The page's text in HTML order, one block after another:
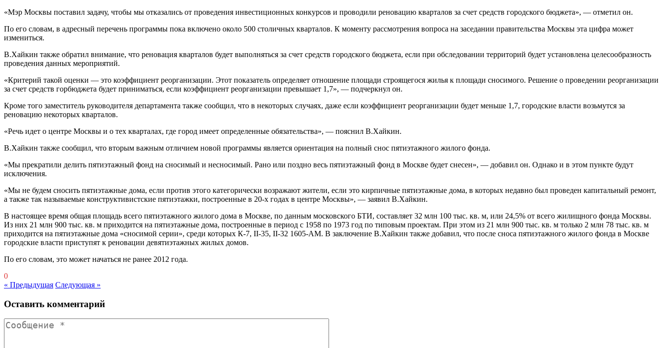
«Мэр Москвы поставил задачу, чтобы мы отказались от проведения инвестиционных конкурсов и проводили реновацию кварталов за счет средств городского бюджета», — отметил он.
По его словам, в адресный перечень программы пока включено около 500 столичных кварталов. К моменту рассмотрения вопроса на заседании правительства Москвы эта цифра может
измениться.
В.Хайкин также обратил внимание, что реновация кварталов будет выполняться за счет средств городского бюджета, если при обследовании территорий будет установлена целесообразность
проведения данных мероприятий.
«Критерий такой оценки — это коэффициент реорганизации. Этот показатель определяет отношение площади строящегося жилья к площади сносимого. Решение о проведении реорганизации
за счет средств горбюджета будет приниматься, если коэффициент реорганизации превышает 1,7», — подчеркнул он.
Кроме того заместитель руководителя департамента также сообщил, что в некоторых случаях, даже если коэффициент реорганизации будет меньше 1,7, городские власти возьмутся за
реновацию некоторых кварталов.
«Речь идет о центре Москвы и о тех кварталах, где город имеет определенные обязательства», — пояснил В.Хайкин.
В.Хайкин также сообщил, что вторым важным отличием новой программы является ориентация на полный снос пятиэтажного жилого фонда.
«Мы прекратили делить пятиэтажный фонд на сносимый и несносимый. Рано или поздно весь пятиэтажный фонд в Москве будет снесен», — добавил он. Однако и в этом пункте будут
исключения.
«Мы не будем сносить пятиэтажные дома, если против этого категорически возражают жители, если это кирпичные пятиэтажные дома, в которых недавно был проведен капитальный ремонт,
а также так называемые конструктивистские пятиэтажки, построенные в 20-х годах в центре Москвы», — заявил В.Хайкин.
В настоящее время общая площадь всего пятиэтажного жилого дома в Москве, по данным московского БТИ, составляет 32 млн 100 тыс. кв. м, или 24,5% от всего жилищного фонда Москвы.
Из них 21 млн 900 тыс. кв. м приходится на пятиэтажные дома, построенные в период с 1958 по 1973 год по типовым проектам. При этом из 21 млн 900 тыс. кв. м только 2 млн 78 тыс. кв. м
приходится на пятиэтажные дома «сносимой серии», среди которых К-7, II-35, II-32 1605-АМ. В заключение В.Хайкин также добавил, что после сноса пятиэтажного жилого фонда в Москве
городские власти приступят к реновации девятиэтажных жилых домов.
По его словам, это может начаться не ранее 2012 года.
0
« Предыдущая Следующая »
Оставить комментарий